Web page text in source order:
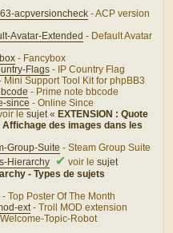
acpversioncheck - ACP version
Avatar-Extended - Default Avatar
- Fancybox
Flags - IP Country Flag
Mini Support Tool Kit for phpBB3
- Prime note bbcode
since - Online Since
lesujet « EXTENSION : Quote
des images dans les
Group-Suite - Steam Group Suite
Hierarchy
✔ voir lesujet
- Types de sujets
- Top Poster Of The Month
ext- Troll MOD extension
Topic-Robot